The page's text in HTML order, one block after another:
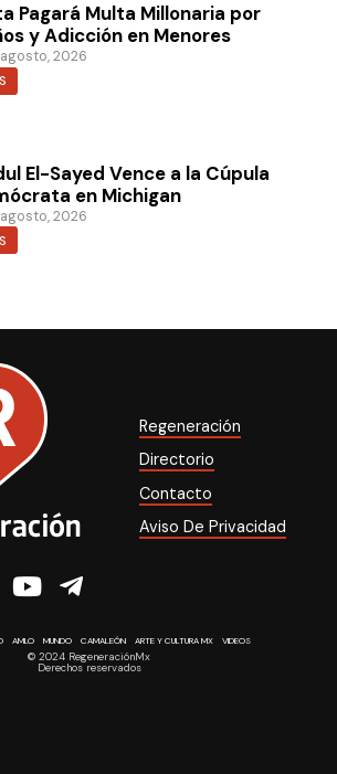
Pagará Multa Millonaria por
y Adicción en Menores
2026
El-Sayed Vence a la Cúpula
en Michigan
2026
Regeneración
Directorio
Contacto
Aviso De Privacidad
AMLO MUNDO CAMALEÓN ARTE Y CULTURA MX VIDEOS
© 2024 RegeneraciónMx
Derechos reservados